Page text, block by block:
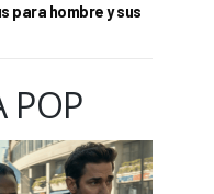
para hombre y sus
POP